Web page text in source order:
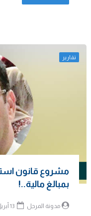
تقارير
مشروع قانون
بمبالغ مالية..!
مدونة المرجل